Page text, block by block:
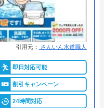
細は公式HPでご確認ください
がおすすめの理由
国40都道府県を対応エ
やキッチン、お風呂な
可能な、誰でも相談し
引用元： さんいん水道職人
即日対応可能
割引キャンペーン
24時間対応